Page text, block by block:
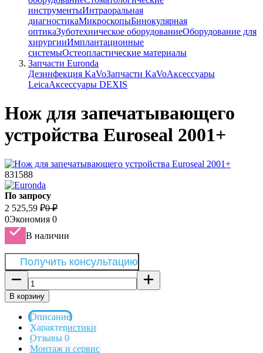
инструментыИнтраоральная
диагностикаМикроскопыБинокулярная
оптикаЗуботехническое оборудованиеОборудование для
хирургииИмплантационные
системыОстеопластические материалы
Запчасти Euronda
Дезинфекция KaVoЗапчасти KaVoАксессуары
LeicaАксессуары DEXIS
Нож для запечатывающего
устройства Euroseal 2001+
831588
По запросу
2 525,59 ₽0 ₽
0Экономия 0
В наличии
Получить консультацию
В корзину
Описание
Характеристики
Отзывы 0
Монтаж и сервис